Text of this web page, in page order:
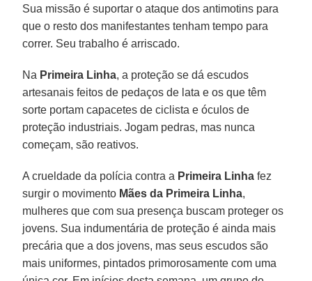
Sua missão é suportar o ataque dos antimotins para
que o resto dos manifestantes tenham tempo para
correr. Seu trabalho é arriscado.
Na Primeira Linha, a proteção se dá escudos
artesanais feitos de pedaços de lata e os que têm
sorte portam capacetes de ciclista e óculos de
proteção industriais. Jogam pedras, mas nunca
começam, são reativos.
A crueldade da polícia contra a Primeira Linha fez
surgir o movimento Mães da Primeira Linha,
mulheres que com sua presença buscam proteger os
jovens. Sua indumentária de proteção é ainda mais
precária que a dos jovens, mas seus escudos são
mais uniformes, pintados primorosamente com uma